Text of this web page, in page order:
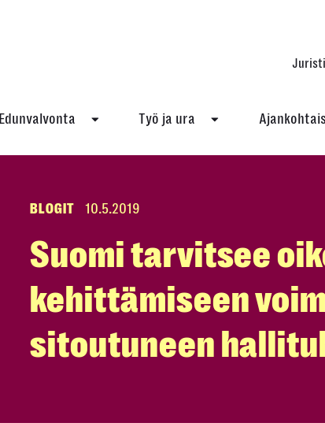
Edunvalvonta Työ ja ura
BLOGIT 10.5.2019
Suomi tarvitsee
kehittämiseen
sitoutuneen